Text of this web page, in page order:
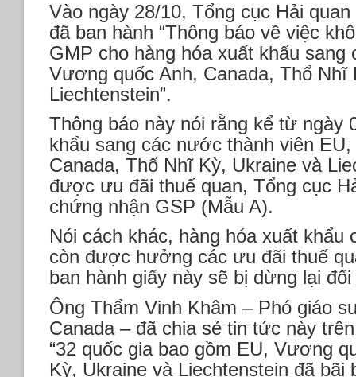
Vào ngày 28/10, Tổng cục Hải
đã ban hành “Thông báo về việc
GMP cho hàng hóa xuất khẩu
Vương quốc Anh, Canada, Thổ Nhĩ
Liechtenstein”.
Thông báo này nói rằng kể từ ngày
khẩu sang các nước thành viên
Canada, Thổ Nhĩ Kỳ, Ukraine và
được ưu đãi thuế quan, Tổng cục
chứng nhận GSP (Mẫu A).
Nói cách khác, hàng hóa xuất khẩu
còn được hưởng các ưu đãi thuế
ban hành giấy này sẽ bị dừng lại
Ông Thẩm Vinh Khâm – Phó giáo
Canada – đã chia sẻ tin tức này
“32 quốc gia bao gồm EU, Vương
Kỳ, Ukraine và Liechtenstein đã